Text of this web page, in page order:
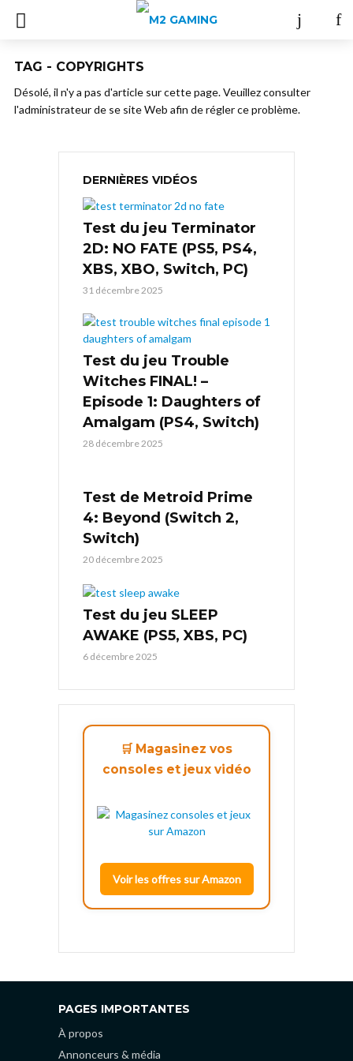
TAG - COPYRIGHTS
Désolé, il n'y a pas d'article sur cette page. Veuillez consulter
l'administrateur de se site Web afin de régler ce problème.
DERNIÈRES VIDÉOS
Test du jeu Terminator
2D: NO FATE (PS5, PS4,
XBS, XBO, Switch, PC)
31 décembre 2025
Test du jeu Trouble
Witches FINAL! –
Episode 1: Daughters of
Amalgam (PS4, Switch)
28 décembre 2025
Test de Metroid Prime
4: Beyond (Switch 2,
Switch)
20 décembre 2025
Test du jeu SLEEP
AWAKE (PS5, XBS, PC)
6 décembre 2025
🛒 Magasinez vos
consoles et jeux vidéo
Voir les offres sur Amazon
PAGES IMPORTANTES
À propos
Annonceurs & média